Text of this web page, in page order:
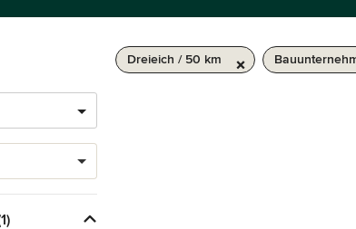
Dreieich / 50 km